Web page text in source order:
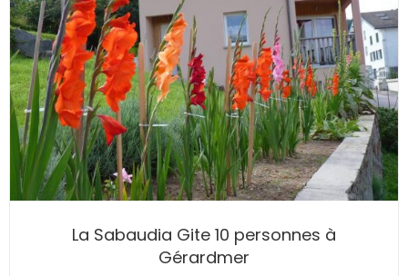
La Sabaudia Gite 10 personnes à
Gérardmer